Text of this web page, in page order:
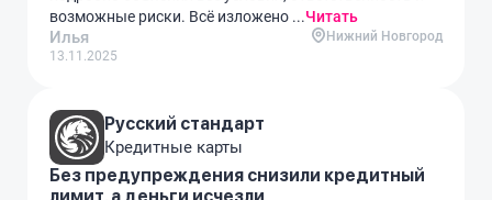
возможные риски. Всё изложено ...Читать
Илья
13.11.2025
Нижний Новгород
Русский стандарт
Кредитные карты
Без предупреждения снизили кредитный